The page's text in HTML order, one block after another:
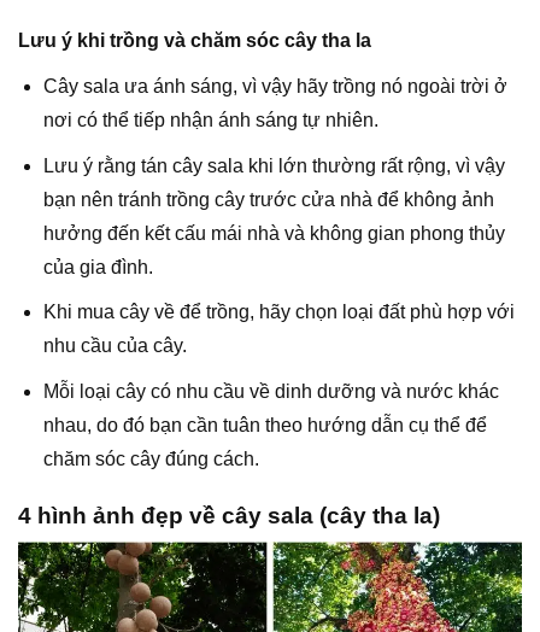
Lưu ý khi trồng và chăm sóc cây tha la
Cây sala ưa ánh sáng, vì vậy hãy trồng nó ngoài trời ở
nơi có thể tiếp nhận ánh sáng tự nhiên.
Lưu ý rằng tán cây sala khi lớn thường rất rộng, vì vậy
bạn nên tránh trồng cây trước cửa nhà để không ảnh
hưởng đến kết cấu mái nhà và không gian phong thủy
của gia đình.
Khi mua cây về để trồng, hãy chọn loại đất phù hợp với
nhu cầu của cây.
Mỗi loại cây có nhu cầu về dinh dưỡng và nước khác
nhau, do đó bạn cần tuân theo hướng dẫn cụ thể để
chăm sóc cây đúng cách.
4 hình ảnh đẹp về cây sala (cây tha la)